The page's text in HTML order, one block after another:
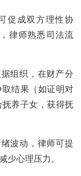
促成双方理性协
律师熟悉司法流
组织，在财产分
结果（如证明对
养子女，获得抚
波动，律师可提
少心理压力。